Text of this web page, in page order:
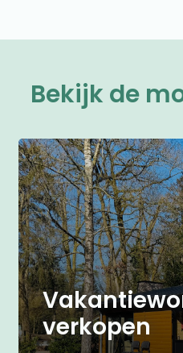
Bekijk de
verkopen